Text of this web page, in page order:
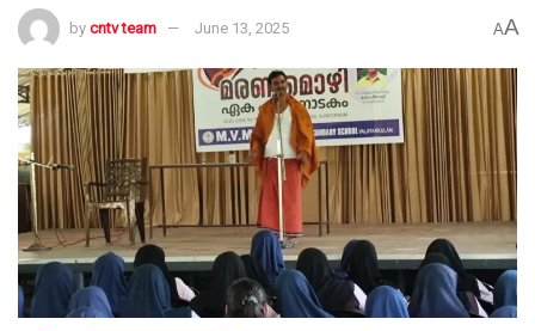
by cntv team June 13, 2025 AA